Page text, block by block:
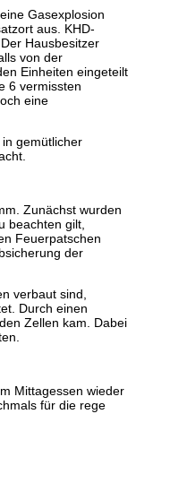
Gasexplosion
aus. KHD-
Hausbesitzer
von der
Einheiten eingeteilt
6 vermissten
eine
gemütlicher
Zunächst wurden
beachten gilt,
Feuerpatschen
der
verbaut sind,
Durch einen
Zellen kam. Dabei
Mittagessen wieder
für die rege